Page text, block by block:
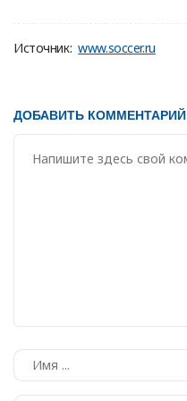
Источник: www.soccer.ru
ДОБАВИТЬ КОММЕНТАРИЙ